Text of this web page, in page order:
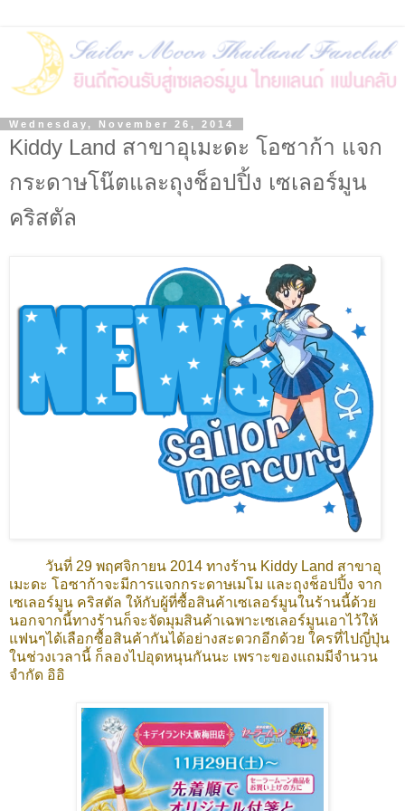
Wednesday, November 26, 2014
Kiddy Land สาขาอุเมะดะ โอซาก้า แจก
กระดาษโน๊ตและถุงช็อปปิ้ง เซเลอร์มูน
คริสตัล
วันที่ 29 พฤศจิกายน 2014 ทางร้าน Kiddy Land สาขาอุ
เมะดะ โอซาก้าจะมีการแจกกระดาษเมโม และถุงช็อปปิ้ง จาก
เซเลอร์มูน คริสตัล ให้กับผู้ที่ซื้อสินค้าเซเลอร์มูนในร้านนี้ด้วย
นอกจากนี้ทางร้านก็จะจัดมุมสินค้าเฉพาะเซเลอร์มูนเอาไว้ให้
แฟนๆได้เลือกซื้อสินค้ากันได้อย่างสะดวกอีกด้วย ใครที่ไปญี่ปุ่น
ในช่วงเวลานี้ ก็ลองไปอุดหนุนกันนะ เพราะของแถมมีจำนวน
จำกัด อิอิ